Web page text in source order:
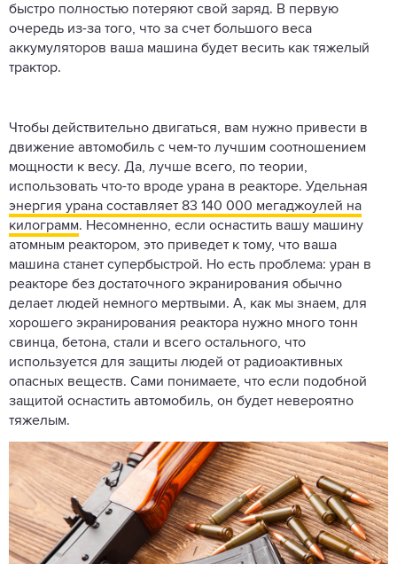
быстро полностью потеряют свой заряд. В первую
очередь из-за того, что за счет большого веса
аккумуляторов ваша машина будет весить как тяжелый
трактор.
Чтобы действительно двигаться, вам нужно привести в
движение автомобиль с чем-то лучшим соотношением
мощности к весу. Да, лучше всего, по теории,
использовать что-то вроде урана в реакторе. Удельная
энергия урана составляет 83 140 000 мегаджоулей на
килограмм. Несомненно, если оснастить вашу машину
атомным реактором, это приведет к тому, что ваша
машина станет супербыстрой. Но есть проблема: уран в
реакторе без достаточного экранирования обычно
делает людей немного мертвыми. А, как мы знаем, для
хорошего экранирования реактора нужно много тонн
свинца, бетона, стали и всего остального, что
используется для защиты людей от радиоактивных
опасных веществ. Сами понимаете, что если подобной
защитой оснастить автомобиль, он будет невероятно
тяжелым.